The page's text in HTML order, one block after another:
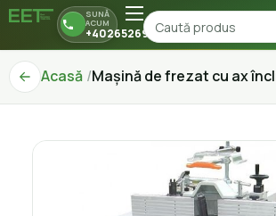
SUNĂ
ACUM
+40265269150
Acasă Mașină de frezat cu ax